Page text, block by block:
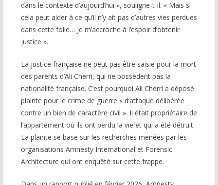
dans le contexte d’aujourd’hui », souligne-t-il. « Mais si
cela peut aider à ce qu’il n’y ait pas d’autres vies perdues
dans cette folie… Je m’accroche à l’espoir d’obtenir
justice ».
La justice française ne peut pas être saisie pour la mort
des parents d’Ali Cherri, qui ne possèdent pas la
nationalité française. C’est pourquoi Ali Cherri a déposé
plainte pour le crime de guerre « d’attaque délibérée
contre un bien de caractère civil ». Il était propriétaire de
l’appartement où ils ont perdu la vie et qui a été détruit.
La plainte se base sur les recherches menées par les
organisations Amnesty International et Forensic
Architecture qui ont enquêté sur cette frappe.